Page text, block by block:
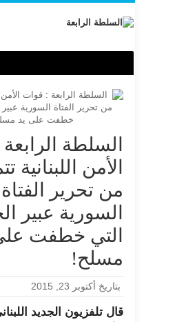
السلطة
الأمن اللبنانية
من تحرير الفتاة
السورية عبير
التي خطفت
مسلح!
بتاريخ أكتوبر 23, 2015
قال تلفزيون الجديد